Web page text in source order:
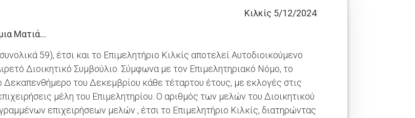
Κιλκίς 5/12/2024
Ματιά…
59), έτσι και το Επιμελητήριο Κιλκίς αποτελεί Αυτοδιοικούμενο
Διοικητικό Συμβούλιο. Σύμφωνα με τον Επιμελητηριακό Νόμο, το
Δεκαπενθήμερο του Δεκεμβρίου κάθε τέταρτου έτους, με εκλογές στις
μέλη του Επιμελητηρίου. Ο αριθμός των μελών του Διοικητικού
επιχειρήσεων μελών , έτσι το Επιμελητήριο Κιλκίς, διατηρώντας